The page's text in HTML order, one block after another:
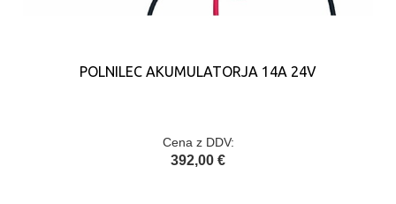
POLNILEC AKUMULATORJA 14A 24V
Cena z DDV:
392,00 €